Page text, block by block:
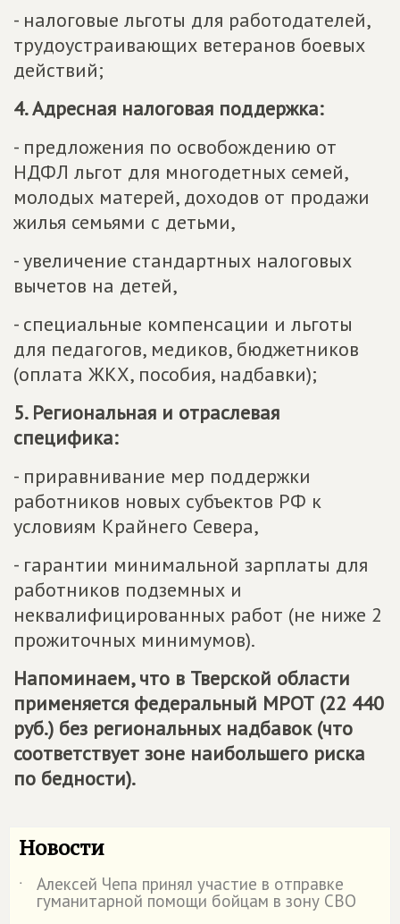
- налоговые льготы для работодателей,
трудоустраивающих ветеранов боевых
действий;
4. Адресная налоговая поддержка:
- предложения по освобождению от
НДФЛ льгот для многодетных семей,
молодых матерей, доходов от продажи
жилья семьями с детьми,
- увеличение стандартных налоговых
вычетов на детей,
- специальные компенсации и льготы
для педагогов, медиков, бюджетников
(оплата ЖКХ, пособия, надбавки);
5. Региональная и отраслевая
специфика:
- приравнивание мер поддержки
работников новых субъектов РФ к
условиям Крайнего Севера,
- гарантии минимальной зарплаты для
работников подземных и
неквалифицированных работ (не ниже 2
прожиточных минимумов).
Напоминаем, что в Тверской области
применяется федеральный МРОТ (22 440
руб.) без региональных надбавок (что
соответствует зоне наибольшего риска
по бедности).
Новости
˙ Алексей Чепа принял участие в отправке
гуманитарной помощи бойцам в зону СВО